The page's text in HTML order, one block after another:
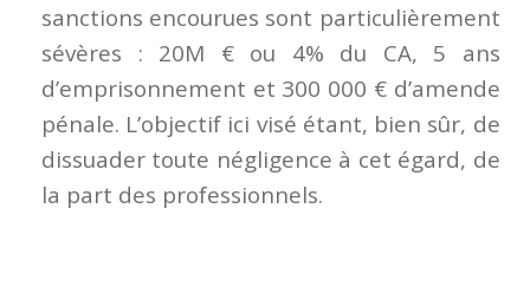
sanctions encourues sont particulièrement
sévères : 20M € ou 4% du CA, 5 ans
d’emprisonnement et 300 000 € d’amende
pénale. L’objectif ici visé étant, bien sûr, de
dissuader toute négligence à cet égard, de
la part des professionnels.